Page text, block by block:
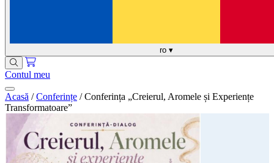
ro ▾
Contul meu
Acasă / Conferințe / Conferința „Creierul, Aromele și Experiențe
Transformatoare”